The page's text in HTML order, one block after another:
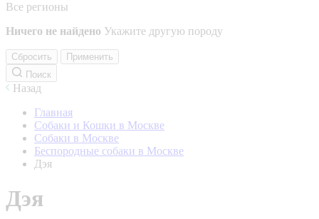
Все регионы
Ничего не найдено Укажите другую породу
Сбросить
Применить
Поиск
Назад
Главная
Собаки и Кошки в Москве
Собаки в Москве
Беспородные собаки в Москве
Дэя
Дэя